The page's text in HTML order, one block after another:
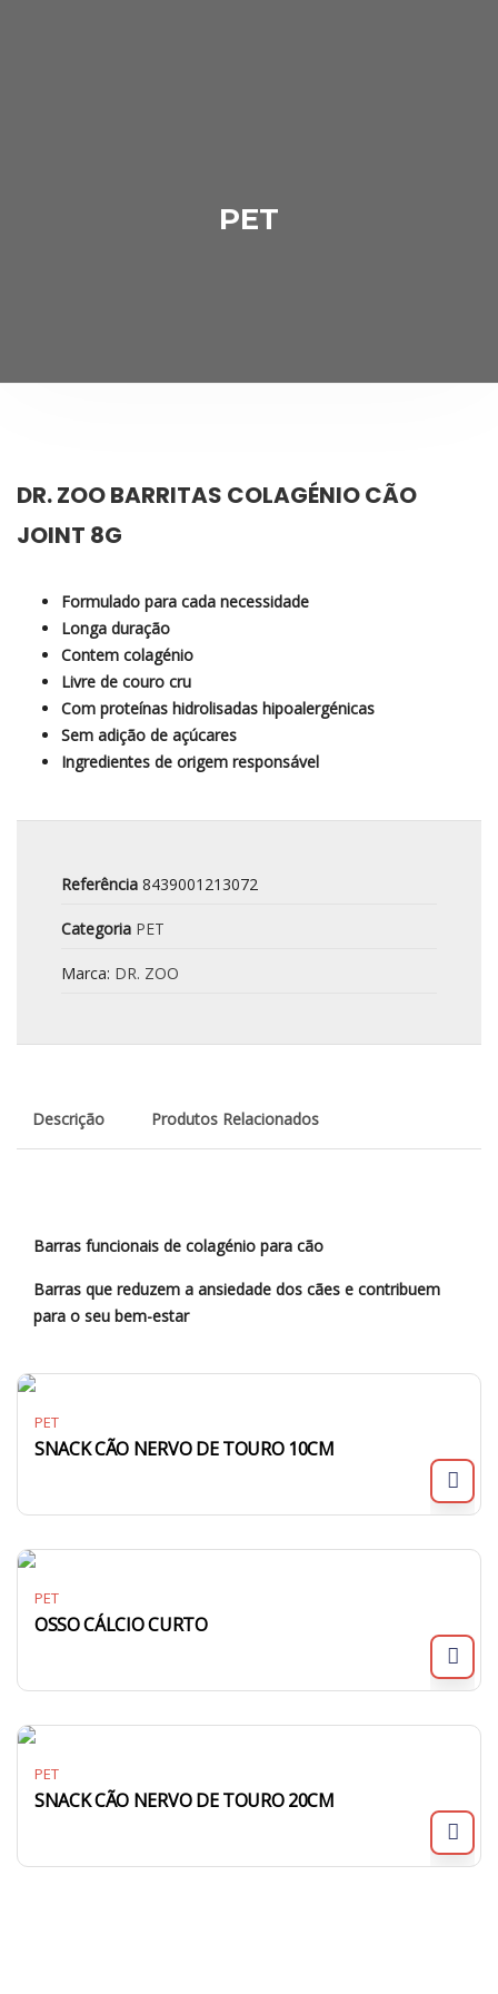
PET
DR. ZOO BARRITAS COLAGÉNIO CÃO
JOINT 8G
Formulado para cada necessidade
Longa duração
Contem colagénio
Livre de couro cru
Com proteínas hidrolisadas hipoalergénicas
Sem adição de açúcares
Ingredientes de origem responsável
Referência 8439001213072
Categoria PET
Marca: DR. ZOO
Descrição Produtos Relacionados
Barras funcionais de colagénio para cão
Barras que reduzem a ansiedade dos cães e contribuem
para o seu bem-estar
PET
SNACK CÃO NERVO DE TOURO 10CM
PET
OSSO CÁLCIO CURTO
PET
SNACK CÃO NERVO DE TOURO 20CM